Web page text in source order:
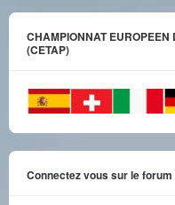
CHAMPIONNAT EUROPEEN
(CETAP)
Connectez vous sur le forum